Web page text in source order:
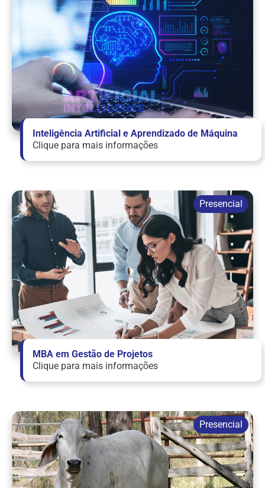
Inteligência Artificial e Aprendizado de Máquina
Clique para mais informações
MBA em Gestão de Projetos
Clique para mais informações